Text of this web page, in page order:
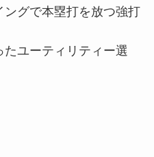
グで本塁打を放つ強打
ユーティリティー選